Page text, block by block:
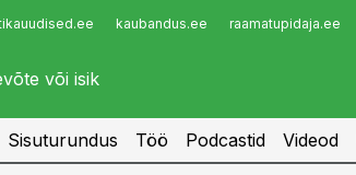
kaubandus.ee raamatupidaja.ee
Infopank
Sisuturundus Töö Podcastid Videod